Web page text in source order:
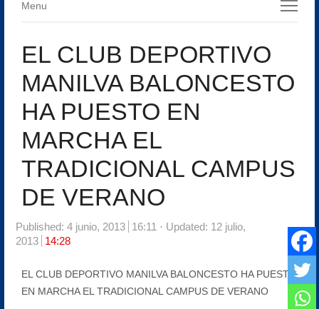
Menu
Menu
EL CLUB DEPORTIVO
MANILVA BALONCESTO
HA PUESTO EN
MARCHA EL
TRADICIONAL CAMPUS
DE VERANO
Published: 4 junio, 2013 16:11
Updated: 12 julio,
2013
14:28
EL CLUB DEPORTIVO MANILVA BALONCESTO HA PUESTO
EN MARCHA EL TRADICIONAL CAMPUS DE VERANO